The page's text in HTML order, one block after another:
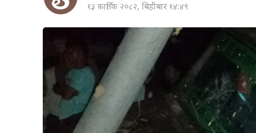
१३ कार्तिक २०८२, बिहीबार १४:४९